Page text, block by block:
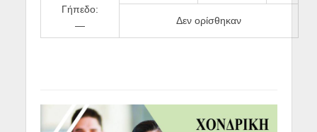
Γήπεδο:
—
Δεν ορίσθηκαν